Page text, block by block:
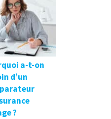
a-t-on
d’un
?